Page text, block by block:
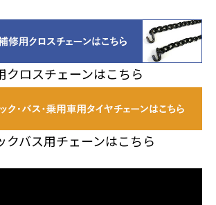
クロスチェーンはこちら
クバス用チェーンはこちら